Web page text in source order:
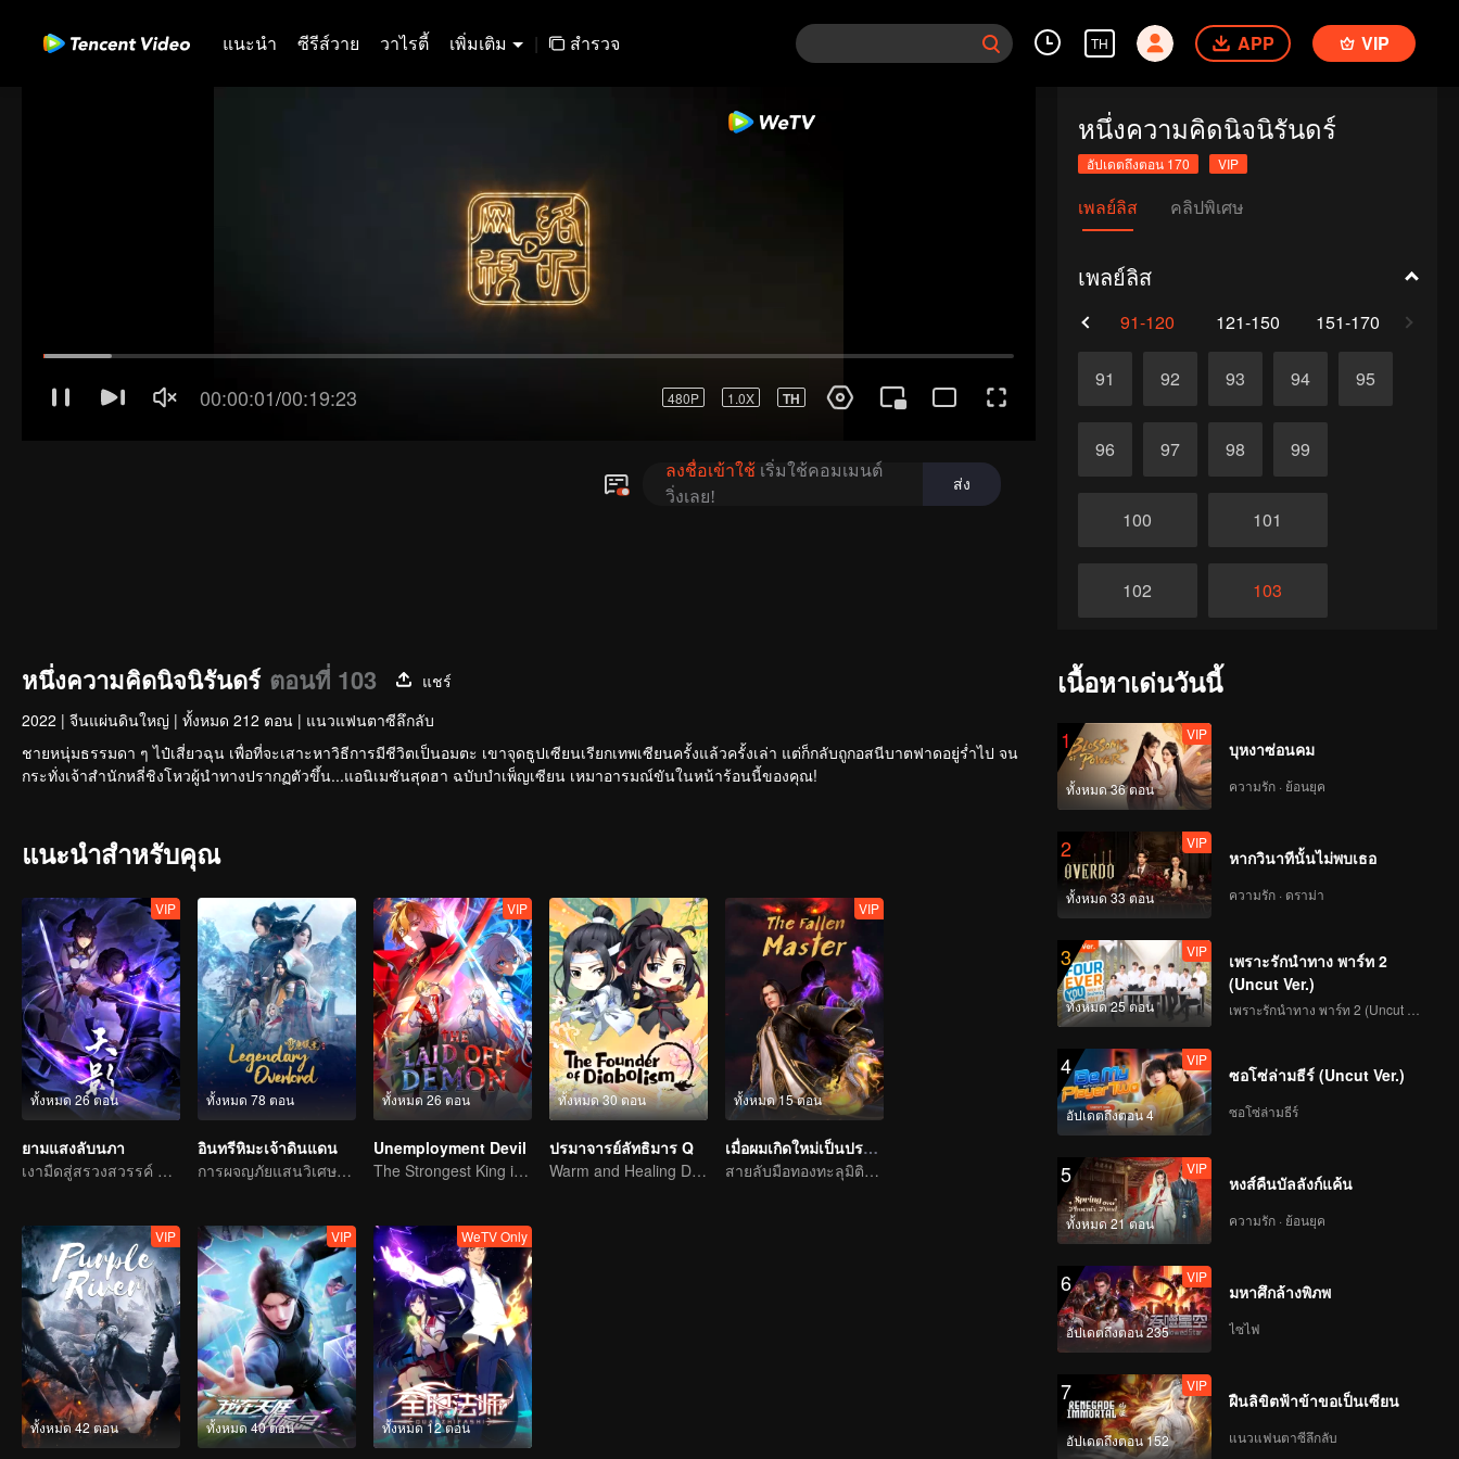
แนะนำ ซีรีส์วาย วาไรตี้ เพิ่มเติม | สำรวจ TH APP VIP
หนึ่งความคิดนิจนิรันดร์
อัปเดตถึงตอน 170 VIP
เพลย์ลิส คลิปพิเศษ
เพลย์ลิส
91-120 121-150 151-170
91 92 93 94 95
96 97 98 99
100 101
102 103
106
108
110 111
112
114 115
116 117
118
120
หนึ่งความคิดนิจนิรันดร์ ตอนที่ 103
แชร์
2022 | จีนแผ่นดินใหญ่ | ทั้งหมด 212 ตอน | แนวแฟนตาซีลึกลับ
ชายหนุ่มธรรมดา ๆ ไป๋เสี่ยวฉุน เพื่อที่จะเสาะหาวิธีการมีชีวิตเป็นอมตะ เขาจุดธูปเซียนเรียกเทพเซียนครั้งแล้วครั้งเล่า แต่ก็กลับถูกอสนีบาตฟาดอยู่ร่ำไป จน
กระทั่งเจ้าสำนักหลี่ชิงโหวผู้นำทางปรากฏตัวขึ้น...แอนิเมชันสุดฮา ฉบับบำเพ็ญเซียน เหมาอารมณ์ขันในหน้าร้อนนี้ของคุณ!
แนะนำสำหรับคุณ
ทั้งหมด 26 ตอน
VIP
ยามแสงลับนภา
เงามืดสู่สรวงสวรรค์ แผดเผาวิญญาณพิทักษ์ความดี
ทั้งหมด 78 ตอน
อินทรีหิมะเจ้าดินแดน
การผจญภัยแสนวิเศษและอุปสรรคของเด็กหนุ่มเริ่มต้นขึ้นอีกครั้ง
ทั้งหมด 26 ตอน
VIP
Unemployment Devil
The Strongest King in the Demon World Suddenly Gets Laid Off?
ทั้งหมด 30 ตอน
ปรมาจารย์ลัทธิมาร Q
Warm and Healing Daily Life
ทั้งหมด 15 ตอน
VIP
เมื่อผมเกิดใหม่เป็นปรมาจารย์
สายลับมือทองทะลุมิติตะลุยจิ่วฮวง
ทั้งหมด 42 ตอน
VIP
ทั้งหมด 40 ตอน
VIP
ทั้งหมด 12 ตอน
WeTV Only
เนื้อหาเด่นวันนี้
1
ทั้งหมด 36 ตอน
VIP
บุหงาซ่อนคม
ความรัก · ย้อนยุค
2
ทั้งหมด 33 ตอน
VIP
หากวินาทีนั้นไม่พบเธอ
ความรัก · ดราม่า
3
ทั้งหมด 25 ตอน
VIP
เพราะรักนำทาง พาร์ท 2
(Uncut Ver.)
4
อัปเดตถึงตอน 4
VIP
ซอโซ่ล่ามธีร์ (Uncut Ver.)
ซอโซ่ล่ามธีร์
5
ทั้งหมด 21 ตอน
VIP
หงส์คืนบัลลังก์แค้น
ความรัก · ย้อนยุค
6
อัปเดตถึงตอน 235
VIP
มหาศึกล้างพิภพ
ไซไฟ
7
อัปเดตถึงตอน 152
VIP
ฝืนลิขิตฟ้าข้าขอเป็นเซียน
แนวแฟนตาซีลึกลับ